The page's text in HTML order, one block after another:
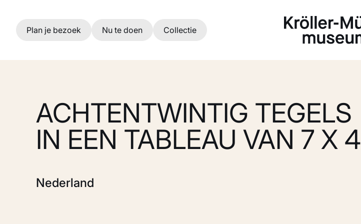
Ga naar hoofdinhoud
Plan je bezoek Nu te doen Collectie
ACHTENTWINTIG TEGELS
IN EEN TABLEAU VAN 7 X 4
Nederland